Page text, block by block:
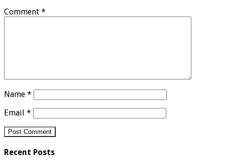
Comment *
Name *
Email *
Recent Posts